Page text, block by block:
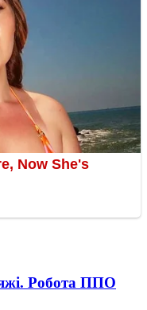
Робота ППО